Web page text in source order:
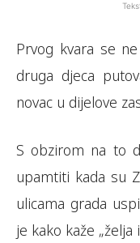
Prvog kvara se
druga djeca
novac u dijelove
S obzirom na to
upamtiti kada su
ulicama grada
je kako kaže „želja